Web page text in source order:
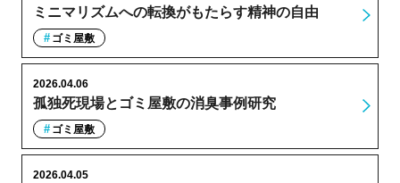
ミニマリズムへの転換がもたらす精神の自由
ゴミ屋敷
孤独死現場とゴミ屋敷の消臭事例研究
2026.04.06
ゴミ屋敷
2026.04.05